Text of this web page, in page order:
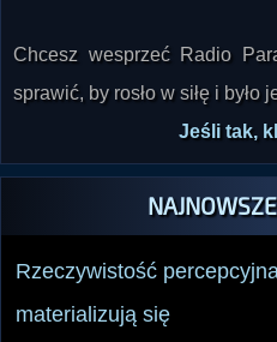
Rzeczywistość